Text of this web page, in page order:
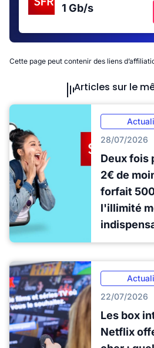
1 Gb/s
Cette page peut contenir des liens
Articles sur le
28/07/2026
Deux fois
2€ de
forfait 500
l'illimité
22/07/2026
Les box
Netflix